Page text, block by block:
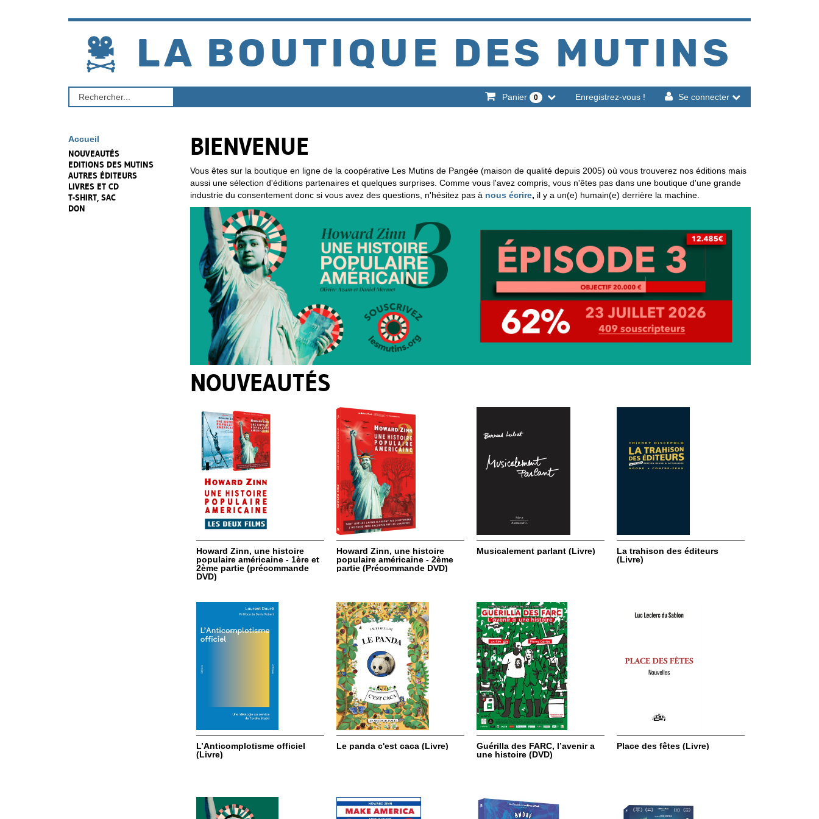
LA BOUTIQUE DES MUTINS
Rechercher
un
Enregistrez-vous ! Se connecter
Panier 0
Accueil
NOUVEAUTÉS
EDITIONS DES MUTINS
AUTRES ÉDITEURS
LIVRES ET CD
T-SHIRT, SAC
DON
BIENVENUE
Vous êtes sur la boutique en ligne de la coopérative Les Mutins de Pangée (maison de qualité depuis 2005) où vous trouverez nos éditions mais
aussi une sélection d'éditions partenaires et quelques surprises. Comme vous l'avez compris, vous n'êtes pas dans une boutique d'une grande
industrie du consentement donc si vous avez des questions, n'hésitez pas à nous écrire, il y a un(e) humain(e) derrière la machine.
NOUVEAUTÉS
Howard Zinn, une histoire
populaire américaine - 1ère et
2ème partie (précommande
DVD)
Howard Zinn, une histoire
populaire américaine - 2ème
partie (Précommande DVD)
Musicalement parlant (Livre)
La trahison des éditeurs
(Livre)
L’Anticomplotisme officiel
(Livre)
Le panda c'est caca (Livre)
Guérilla des FARC, l’avenir a
une histoire (DVD)
Place des fêtes (Livre)